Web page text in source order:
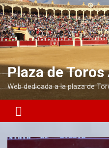
Plaza de
Web dedicada a la plaza de